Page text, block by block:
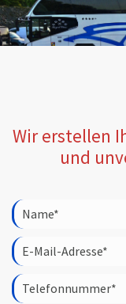
Wir erstellen
und